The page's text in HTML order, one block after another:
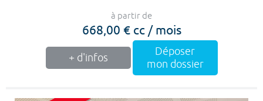
à partir de
668,00 € cc / mois
+ d'infos
Déposer
mon dossier